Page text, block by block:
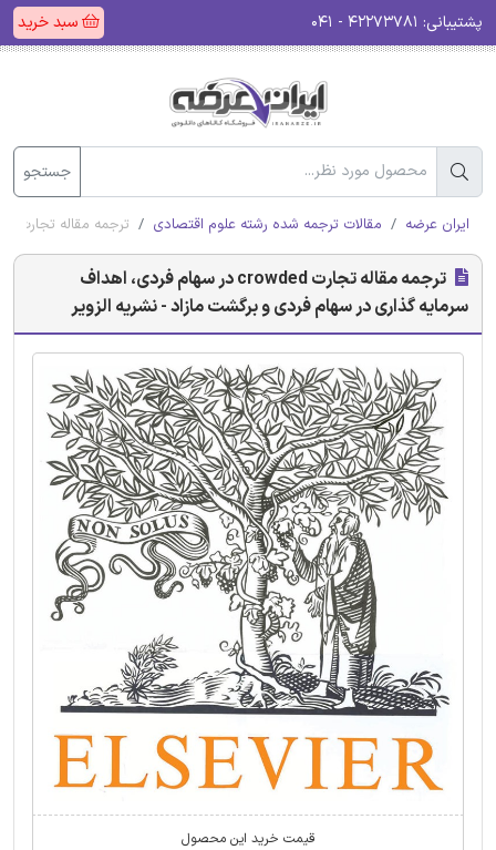
پشتیبانی: سبد خرید
جستجو
ایران عرضه مقالات ترجمه شده رشته علوم اقتصادی ترجمه مقاله تجارت crowded در سهام فردی، اهداف سرمایه گذاری در سهام فردی و برگشت مازاد - نشریه الزویر
ترجمه مقاله تجارت crowded در سهام فردی، اهداف
سرمایه گذاری در سهام فردی و برگشت مازاد - نشریه الزویر
قیمت خرید این محصول